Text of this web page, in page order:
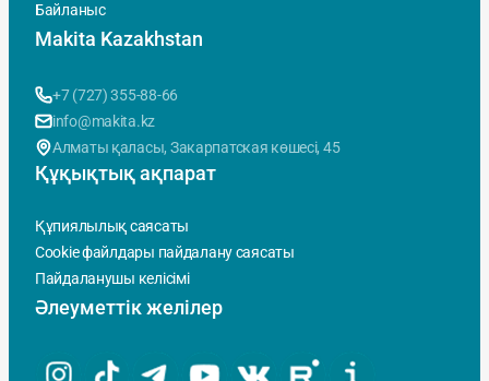
Байланыс
Makita Kazakhstan
+7 (727) 355-88-66
info@makita.kz
Алматы қаласы, Закарпатская көшесi, 45
Құқықтық ақпарат
Құпиялылық саясаты
Cookie файлдары пайдалану саясаты
Пайдаланушы келісімі
Әлеуметтік желілер